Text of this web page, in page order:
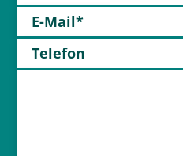
E-Mail*
Telefon